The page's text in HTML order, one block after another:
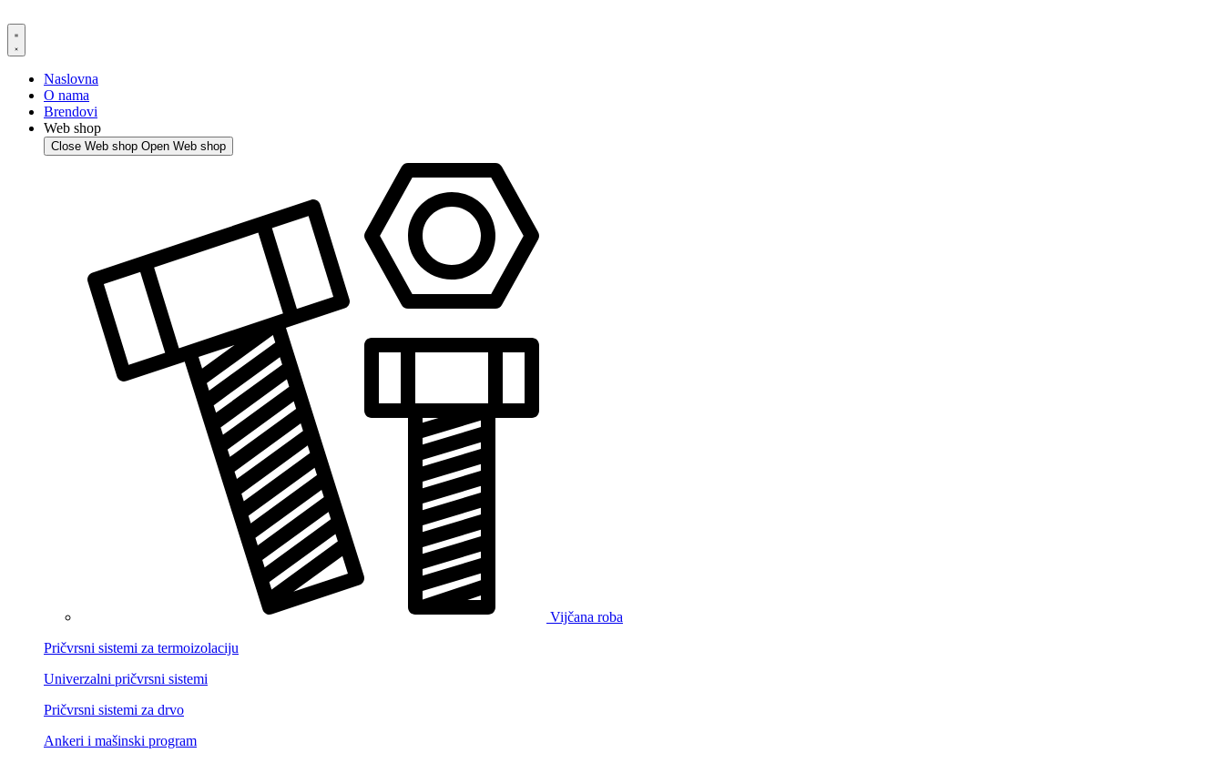
to
content
Naslovna
O nama
Brendovi
Web shop
Close Web shop Open Web shop
Vijčana roba
Pričvrsni sistemi za termoizolaciju
Univerzalni pričvrsni sistemi
Pričvrsni sistemi za drvo
Ankeri i mašinski program